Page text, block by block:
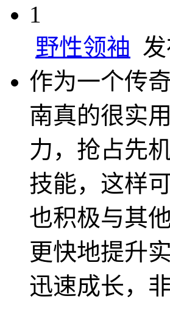
1
野性领袖
作为一个传
南真的很实
力，抢占先
技能，这样
也积极与其
更快地提升
迅速成长，